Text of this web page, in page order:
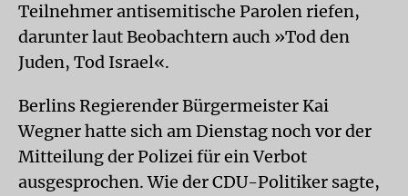
Teilnehmer antisemitische Parolen riefen,
darunter laut Beobachtern auch »Tod den
Juden, Tod Israel«.
Berlins Regierender Bürgermeister Kai
Wegner hatte sich am Dienstag noch vor der
Mitteilung der Polizei für ein Verbot
ausgesprochen. Wie der CDU-Politiker sagte,